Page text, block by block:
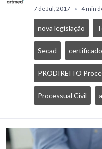
7 de Jul, 2017 • 4 min
nova legislação
Secad certificado
PRODIREITO
Processual Civil